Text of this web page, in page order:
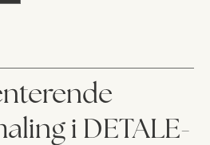
i DETALE-